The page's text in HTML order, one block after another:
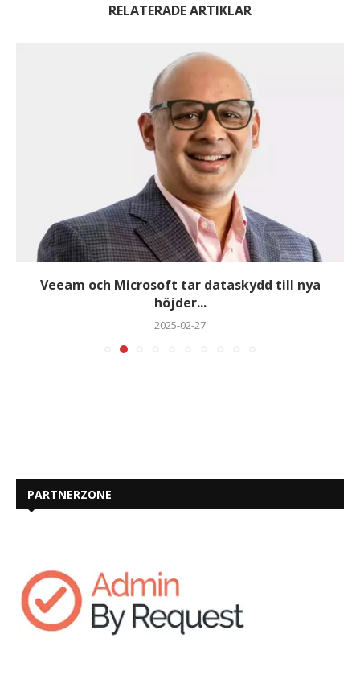
RELATERADE ARTIKLAR
Veeam och Microsoft tar dataskydd till nya
höjder...
2025-02-27
PARTNERZONE